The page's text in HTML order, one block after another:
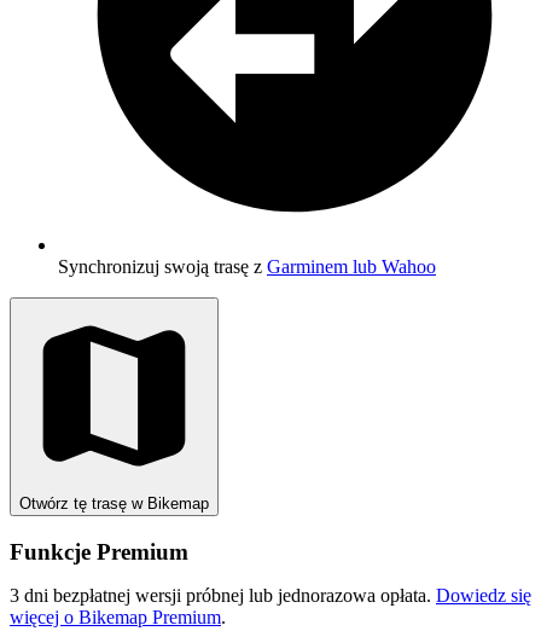
Synchronizuj swoją trasę z Garminem lub Wahoo
Otwórz tę trasę w Bikemap
Funkcje Premium
3 dni bezpłatnej wersji próbnej lub jednorazowa opłata. Dowiedz się
więcej o Bikemap Premium.